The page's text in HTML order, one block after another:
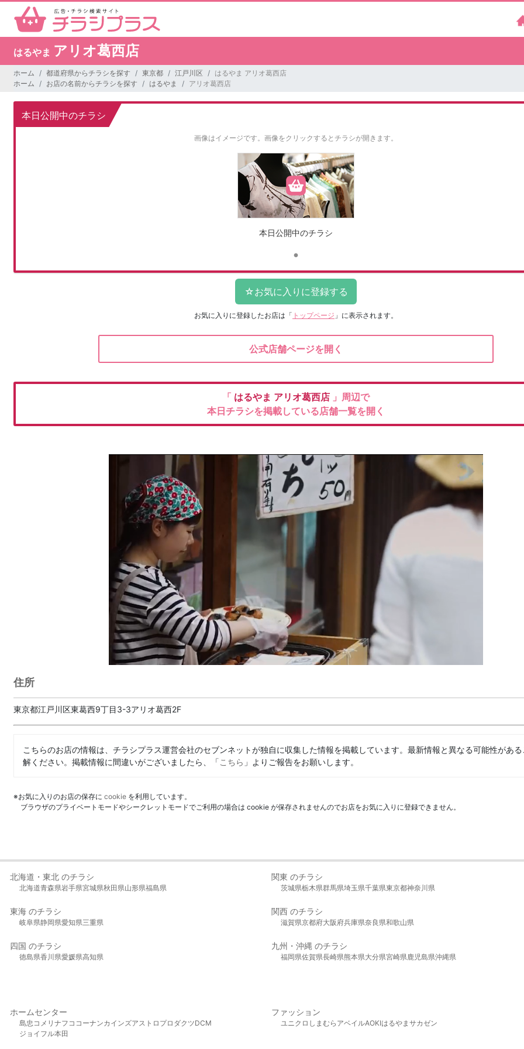
はるやま アリオ葛西店
ホーム 都道府県からチラシを探す 東京都 江戸川区
はるやま アリオ葛西店
ホーム
お店の名前からチラシを探す はるやま アリオ葛西店
本日公開中のチラシ
画像はイメージです。 画像をクリックするとチラシが開きます。
本日公開中のチラシ
お気に入りに登録したお店は 「 トップページ 」に表示されます。
公式店舗ページを開く
「 はるやま アリオ葛西店 」周辺で
本日チラシを掲載している店舗一覧を開く
住所
東京都江戸川区東葛西9丁目3-3アリオ葛西2F
こちらのお店の情報は、チラシプラス運営会社のセブンネットが独自に収集した情報を掲載しています。最新情報と異なる可能性があ
解ください。掲載情報に間違いがございましたら、「こちら 」よりご報告をお願いします。
※お気に入りのお店の保存に cookie を利用しています。
ブラウザのプライベートモードやシークレットモードでご利用の場合は cookie が保存されませんのでお店をお気に入りに登録できません。
北海道・東北 のチラシ
北海道青森県岩手県宮城県秋田県山形県福島県
関東 のチラシ
茨城県栃木県群馬県埼玉県千葉県東京都神奈川県
東海 のチラシ
岐阜県静岡県愛知県三重県
関西 のチラシ
滋賀県京都府大阪府兵庫県奈良県和歌山県
四国 のチラシ
徳島県香川県愛媛県高知県
九州・沖縄 のチラシ
福岡県佐賀県長崎県熊本県大分県宮崎県鹿児島県沖縄県
ホームセンター
島忠 コメリ ナフコ コーナンカインズアストロプロダクツDCM
ジョイフル本田
ファッション
ユニクロ しまむら アベイルAOKIはるやま サカゼン